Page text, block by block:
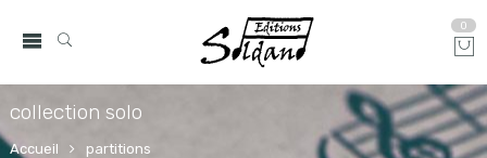
0
collection solo
Accueil partitions